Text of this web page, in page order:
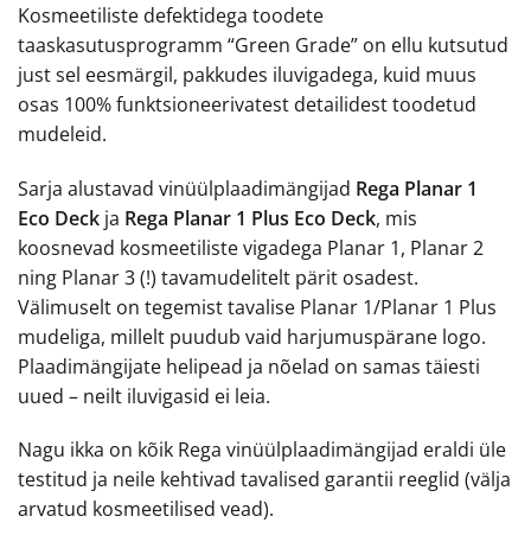
Kosmeetiliste defektidega toodete
taaskasutusprogramm “Green Grade” on ellu kutsutud
just sel eesmärgil, pakkudes iluvigadega, kuid muus
osas 100% funktsioneerivatest detailidest toodetud
mudeleid.
Sarja alustavad vinüülplaadimängijad Rega Planar 1
Eco Deck ja Rega Planar 1 Plus Eco Deck, mis
koosnevad kosmeetiliste vigadega Planar 1, Planar 2
ning Planar 3 (!) tavamudelitelt pärit osadest.
Välimuselt on tegemist tavalise Planar 1/Planar 1 Plus
mudeliga, millelt puudub vaid harjumuspärane logo.
Plaadimängijate helipead ja nõelad on samas täiesti
uued – neilt iluvigasid ei leia.
Nagu ikka on kõik Rega vinüülplaadimängijad eraldi üle
testitud ja neile kehtivad tavalised garantii reeglid (välja
arvatud kosmeetilised vead).